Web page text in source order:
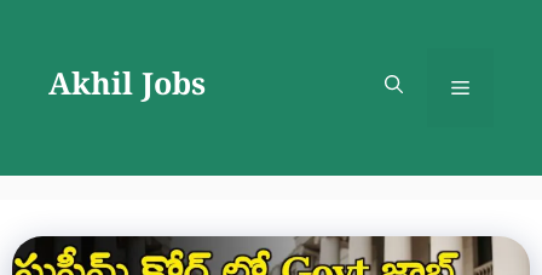
contentAkhil Jobs Menu